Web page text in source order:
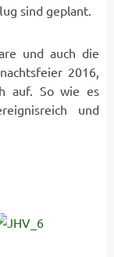
sind geplant.
und auch die
2016,
auf. So wie es
und